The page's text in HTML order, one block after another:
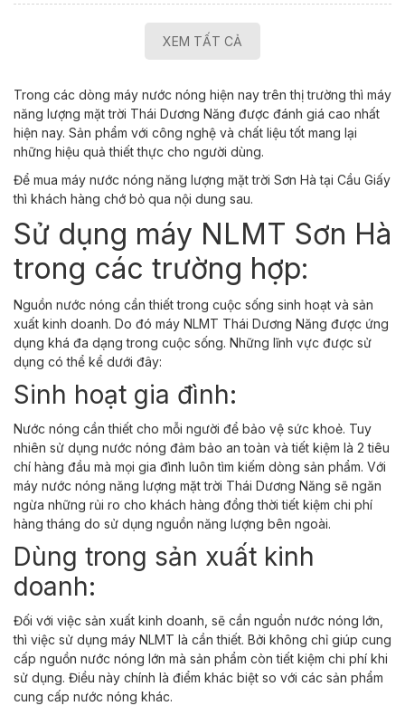
XEM TẤT CẢ
Trong các dòng máy nước nóng hiện nay trên thị trường thì máy
năng lượng mặt trời Thái Dương Năng được đánh giá cao nhất
hiện nay. Sản phẩm với công nghệ và chất liệu tốt mang lại
những hiệu quả thiết thực cho người dùng.
Để mua máy nước nóng năng lượng mặt trời Sơn Hà tại Cầu Giấy
thì khách hàng chớ bỏ qua nội dung sau.
Sử dụng máy NLMT Sơn Hà
trong các trường hợp:
Nguồn nước nóng cần thiết trong cuộc sống sinh hoạt và sản
xuất kinh doanh. Do đó máy NLMT Thái Dương Năng được ứng
dụng khá đa dạng trong cuộc sống. Những lĩnh vực được sử
dụng có thể kể dưới đây:
Sinh hoạt gia đình:
Nước nóng cần thiết cho mỗi người để bảo vệ sức khoẻ. Tuy
nhiên sử dụng nước nóng đảm bảo an toàn và tiết kiệm là 2 tiêu
chí hàng đầu mà mọi gia đình luôn tìm kiếm dòng sản phẩm. Với
máy nước nóng năng lượng mặt trời Thái Dương Năng sẽ ngăn
ngừa những rủi ro cho khách hàng đồng thời tiết kiệm chi phí
hàng tháng do sử dụng nguồn năng lượng bên ngoài.
Dùng trong sản xuất kinh
doanh:
Đối với việc sản xuất kinh doanh, sẽ cần nguồn nước nóng lớn,
thì việc sử dụng máy NLMT là cần thiết. Bởi không chỉ giúp cung
cấp nguồn nước nóng lớn mà sản phẩm còn tiết kiệm chi phí khi
sử dụng. Điều này chính là điểm khác biệt so với các sản phẩm
cung cấp nước nóng khác.